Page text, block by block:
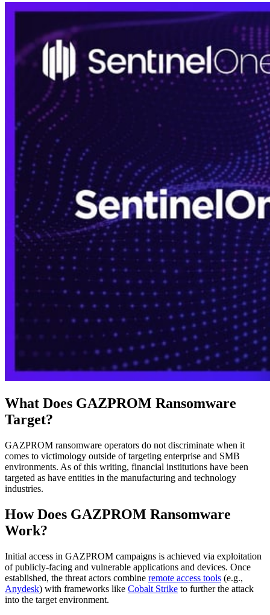
What Does GAZPROM Ransomware
Target?
GAZPROM ransomware operators do not discriminate when it
comes to victimology outside of targeting enterprise and SMB
environments. As of this writing, financial institutions have been
targeted as have entities in the manufacturing and technology
industries.
How Does GAZPROM Ransomware
Work?
Initial access in GAZPROM campaigns is achieved via exploitation
of publicly-facing and vulnerable applications and devices. Once
established, the threat actors combine remote access tools (e.g.,
Anydesk) with frameworks like Cobalt Strike to further the attack
into the target environment.